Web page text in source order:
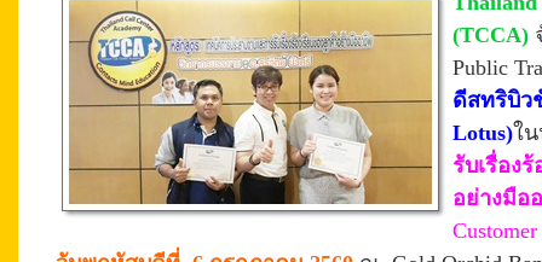
(TCCA)
Public
ดีสทริบิว
Lotus)ใ
รับเรื่อง
อย่างมือ